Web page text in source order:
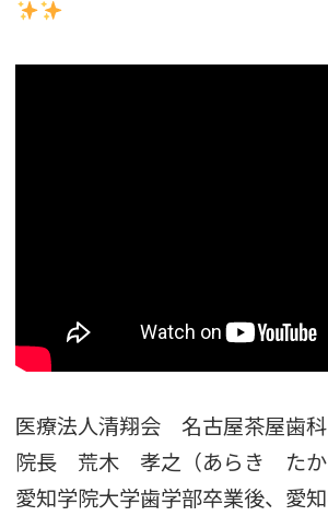
医療法人清翔会 名古屋茶屋歯
院長 荒木 孝之（あらき たか
愛知学院大学歯学部卒業後、愛